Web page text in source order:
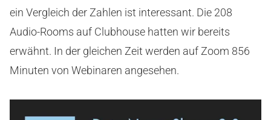
ein Vergleich der Zahlen ist interessant. Die 208
Audio-Rooms auf Clubhouse hatten wir bereits
erwähnt. In der gleichen Zeit werden auf Zoom 856
Minuten von Webinaren angesehen.